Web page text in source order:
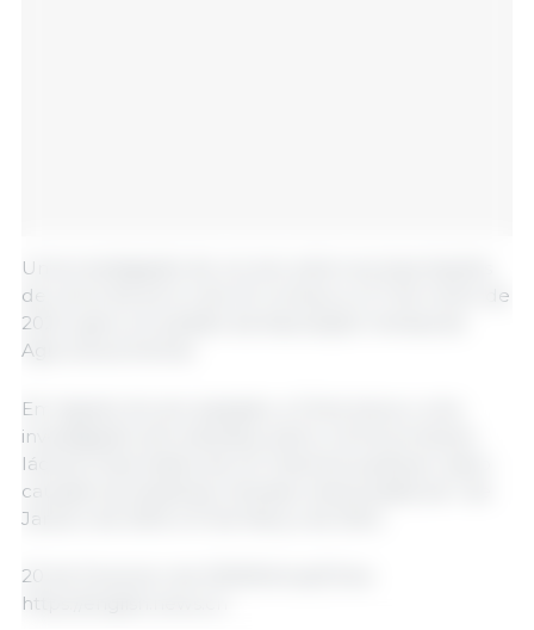
Uma investigação de um ano sobre as importações
de carne de porco da UE começou a 17 de Junho de
2024, após um pedido da Associação Chinesa de
Agricultura Animal.
Em Agosto do ano passado, a China lançou uma
investigação anti-subsídios sobre certos produtos
lácteos importados da UE. Examina qualquer dano
causado às indústrias chinesas relacionadas de 1 de
Janeiro de 2020 a 31 de Março de 2024.
20 de Fevereiro de 2025/Xinhua/China
https://english.news.cn